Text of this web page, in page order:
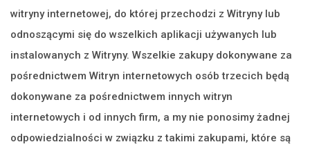
witryny internetowej, do której przechodzi z Witryny lub
odnoszącymi się do wszelkich aplikacji używanych lub
instalowanych z Witryny. Wszelkie zakupy dokonywane za
pośrednictwem Witryn internetowych osób trzecich będą
dokonywane za pośrednictwem innych witryn
internetowych i od innych firm, a my nie ponosimy żadnej
odpowiedzialności w związku z takimi zakupami, które są